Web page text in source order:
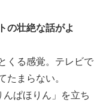
の壮絶な話がよ
くる感覚。テレビで
たまらない。
ぱほりん」を立ち